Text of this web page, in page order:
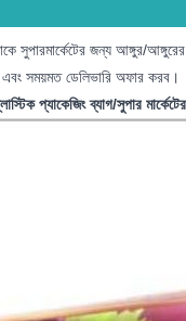
সুপারমার্কেটের জন্য আঙ্গুর/
সময়মত ডেলিভারি অফার করব।
প্যাকেজিং ব্যাগ/সুপার